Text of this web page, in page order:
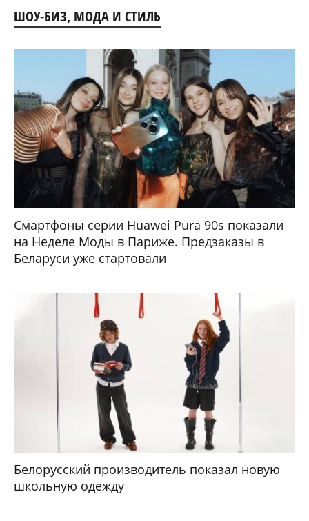
ШОУ-БИЗ, МОДА И СТИЛЬ
Смартфоны серии Huawei Pura 90s показали
на Неделе Моды в Париже. Предзаказы в
Беларуси уже стартовали
Белорусский производитель показал новую
школьную одежду